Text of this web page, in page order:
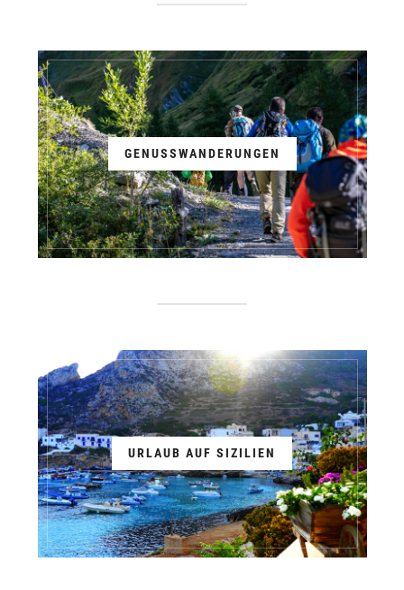
GENUSSWANDERUNGEN
URLAUB AUF SIZILIEN